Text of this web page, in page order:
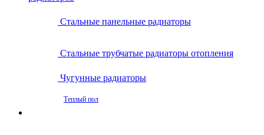
Стальные панельные радиаторы
Стальные трубчатые радиаторы отопления
Чугунные радиаторы
Теплый пол